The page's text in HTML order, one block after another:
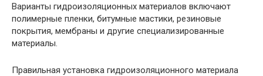
Варианты гидроизоляционных материалов включают
полимерные пленки, битумные мастики, резиновые
покрытия, мембраны и другие специализированные
материалы.
Правильная установка гидроизоляционного материала